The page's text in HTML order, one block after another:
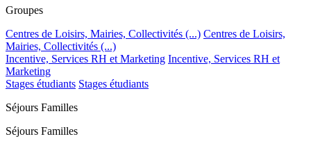
Groupes
Centres de Loisirs, Mairies, Collectivités (...) Centres de Loisirs,
Mairies, Collectivités (...)
Incentive, Services RH et Marketing Incentive, Services RH et
Marketing
Stages étudiants Stages étudiants
Séjours Familles
Séjours Familles